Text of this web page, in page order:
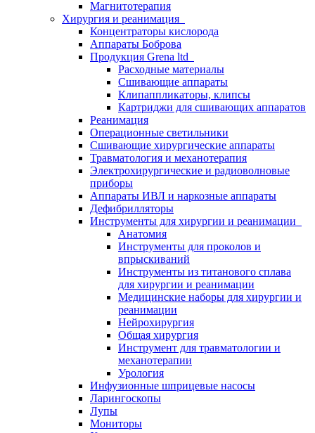
Магнитотерапия
Хирургия и реанимация
Концентраторы кислорода
Аппараты Боброва
Продукция Grena ltd
Расходные материалы
Сшивающие аппараты
Клипаппликаторы, клипсы
Картриджи для сшивающих аппаратов
Реанимация
Операционные светильники
Сшивающие хирургические аппараты
Травматология и механотерапия
Электрохирургические и радиоволновые
приборы
Аппараты ИВЛ и наркозные аппараты
Дефибрилляторы
Инструменты для хирургии и реанимации
Анатомия
Инструменты для проколов и
впрыскиваний
Инструменты из титанового сплава
для хирургии и реанимации
Медицинские наборы для хирургии и
реанимации
Нейрохирургия
Общая хирургия
Инструмент для травматологии и
механотерапии
Урология
Инфузионные шприцевые насосы
Ларингоскопы
Лупы
Мониторы